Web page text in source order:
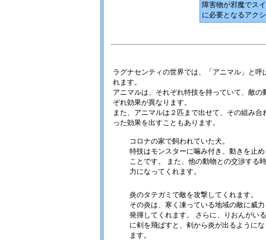
障害物が邪魔でス
に必要となるアク
ラグナセンティの世界では、「アニマル」と
れます。
アニマルは、それぞれ特技を持っていて、敵
ぞれ効果が異なります。
また、アニマルは２匹まで出せて、その組み
った効果を出すこともあります。
コロナの家で飼われていた犬。
特技はモンスターに噛み付き、動きを止め
ことです。 また、他の動物との交渉する
力になってくれます。
炎のタテガミで敵を攻撃してくれます。
その炎は、寒く凍っている地域の敵に威力
発揮してくれます。 さらに、りおんがい
に剣を飛ばすと、剣から炎が出るようにな
ます。